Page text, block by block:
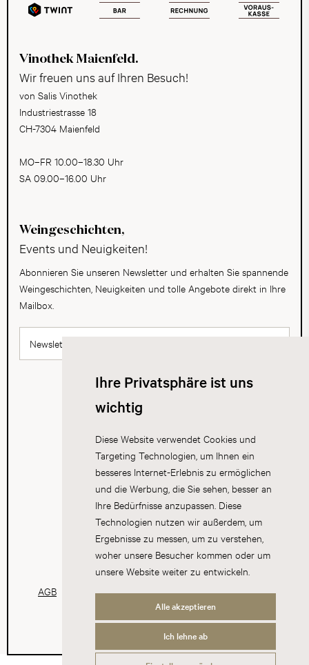
Ihre Privatsphäre ist uns
wichtig
Diese Website verwendet Cookies und
Targeting Technologien, um Ihnen ein
besseres Internet-Erlebnis zu ermöglichen
und die Werbung, die Sie sehen, besser an
Ihre Bedürfnisse anzupassen. Diese
Technologien nutzen wir außerdem, um
Ergebnisse zu messen, um zu verstehen,
woher unsere Besucher kommen oder um
unsere Website weiter zu entwickeln.
Alle akzeptieren
Ich lehne ab
Vinothek Maienfeld.
Wir freuen uns auf Ihren Besuch!
von Salis Vinothek
Industriestrasse 18
CH-7304 Maienfeld
MO–FR 10.00–18.30 Uhr
SA 09.00–16.00 Uhr
Weingeschichten,
Events und Neuigkeiten!
Abonnieren Sie unseren Newsletter und erhalten Sie spannende
Weingeschichten, Neuigkeiten und tolle Angebote direkt in Ihre
Mailbox.
Newsletter abonnieren
AGB Datenschutz Impressum Cookies